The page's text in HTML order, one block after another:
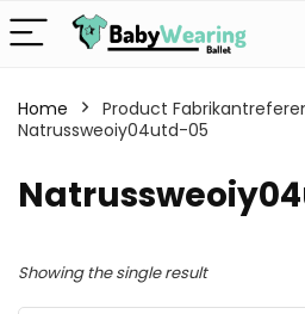
Home
Product
Natrussweoiy04utd-05
Showing the single result